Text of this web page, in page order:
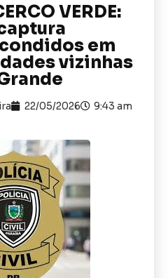
VERDE:
em
vizinhas
22/05/2026 9:43 am